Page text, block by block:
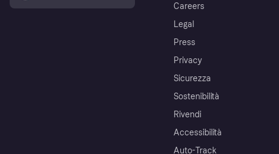
Careers
Legal
Press
Privacy
Sicurezza
Sostenibilità
Rivendi
Accessibilità
Auto-Track